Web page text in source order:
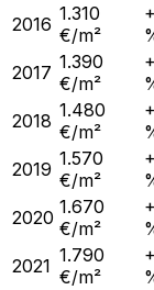
2016 1.310
€/m²
2017 1.390
€/m²
2018 1.480
€/m²
2019 1.570
€/m²
2020 1.670
€/m²
2021 1.790
€/m²